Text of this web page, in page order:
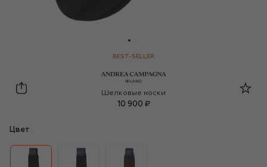
BEST-SELLER
Andrea Campagna
Шелковые носки
10 900 ₽
Цвет